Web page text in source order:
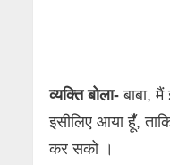
व्यक्ति बोला- बाबा,
इसीलिए आया हूंँ,
कर सको ।